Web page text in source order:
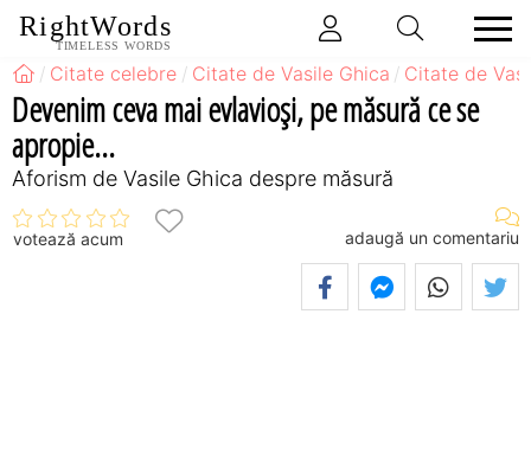
RightWords
TIMELESS WORDS
Citate celebre Citate de Vasile Ghica Citate de
Devenim ceva mai evlavioşi, pe măsură ce se
apropie...
Aforism de Vasile Ghica despre măsură
votează acum adaugă un comentariu